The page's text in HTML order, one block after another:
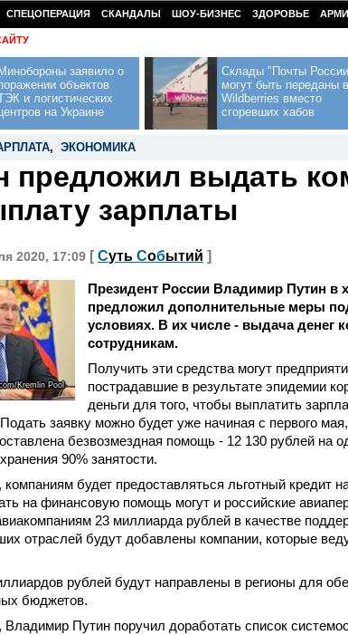
СПЕЦОПЕРАЦИЯ СКАНДАЛЫ ШОУ-БИЗНЕС ЗДОРОВЬЕ
Минобороны заявило о
объектов
и логистических
на Украине
Склады "Почты
могут быть переданы в
Wildberries вместо
сгоревших хабов
, ЭКОНОМИКА
предложил выдать
зарплаты
2020, 17:09 [ Суть Событий ]
Kremlin Pool
Президент России Владимир Путин в
предложил дополнительные меры
условиях. В их числе - выдача денег
сотрудникам.
Получить эти средства могут
пострадавшие в результате эпидемии
деньги для того, чтобы выплатить
заявку можно будет уже начиная с первого
безвозмездная помощь - 12 130 рублей на
90% занятости.
компаниям будет предоставляться льготный кредит
на финансовую помощь могут и российские
23 миллиарда рублей в качестве
отраслей будут добавлены компании, которые
рублей будут направлены в регионы для
бюджетов.
Владимир Путин поручил доработать список